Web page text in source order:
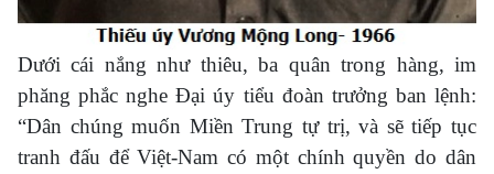
Dưới cái nắng như thiêu, ba quân trong hàng, im
phăng phắc nghe Đại úy tiểu đoàn trưởng ban lệnh:
“Dân chúng muốn Miền Trung tự trị, và sẽ tiếp tục
tranh đấu để Việt-Nam có một chính quyền do dân